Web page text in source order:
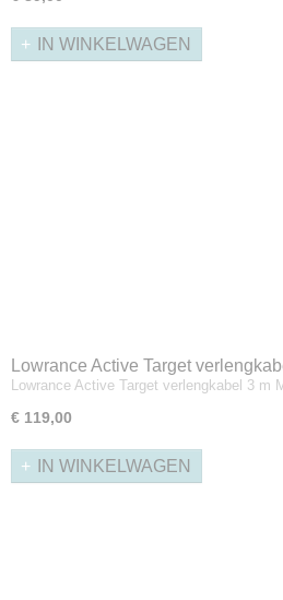
IN WINKELWAGEN
Lowrance Active Target
Lowrance Active Target verlengkabel 3 m
€ 119,00
IN WINKELWAGEN